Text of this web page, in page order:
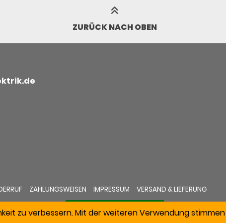
ZURÜCK NACH OBEN
ZAHLUNGSWEISEN IMPRESSUM VERSAND & LIEFERUNG
zu verbessern. Mit der weiteren Verwendung stimmen
VERTRAG WIDERRUFEN